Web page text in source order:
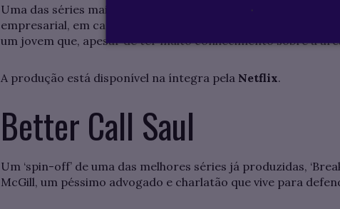
.
Uma das séries mais queridas pelos estudantes de Direito,
empresarial, em casos bastante complexos. A série parte da
um jovem que, apesar de ter muito conhecimento sobre a
A produção está disponível na íntegra pela Netflix.
Better Call Saul
Um ‘spin-off’ de uma das melhores séries já produzidas,
McGill, um péssimo advogado e charlatão que vive para